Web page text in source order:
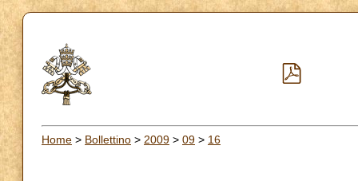
Home > Bollettino > 2009 > 09 > 16